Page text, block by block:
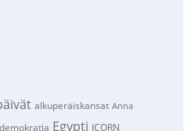
alkuperäiskansat Anna
demokratia Egypti ICORN